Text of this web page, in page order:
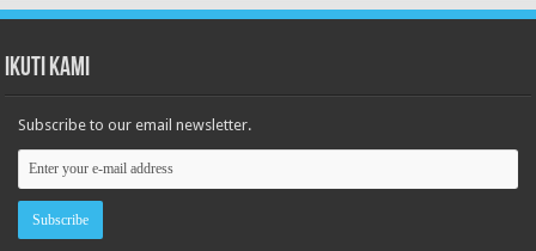
Ikuti Kami
Subscribe to our email newsletter.